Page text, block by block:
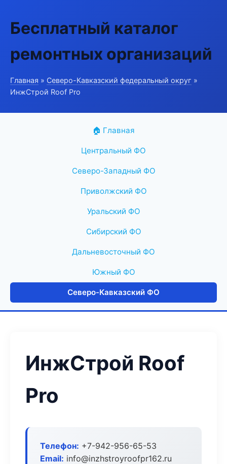
Бесплатный каталог
ремонтных организаций
Главная » Северо-Кавказский федеральный округ »
ИнжСтрой Roof Pro
🏠 Главная
Центральный ФО
Северо-Западный ФО
Приволжский ФО
Уральский ФО
Сибирский ФО
Дальневосточный ФО
Южный ФО
Северо-Кавказский ФО
ИнжСтрой Roof
Pro
Телефон: +7-942-956-65-53
Email: info@inzhstroyroofpr162.ru